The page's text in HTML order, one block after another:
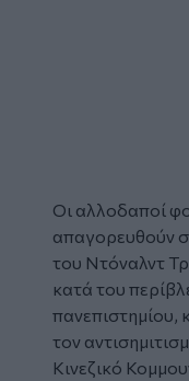
Οι αλλοδαποί
απαγορευθούν
του Ντόναλντ
κατά του
πανεπιστημίου,
τον
Κινεζικό